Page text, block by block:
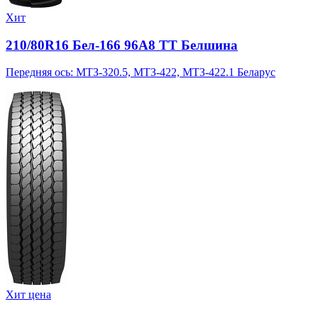
Хит
210/80R16 Бел-166 96A8 TT Белшина
Передняя ось: МТЗ-320.5, МТЗ-422, МТЗ-422.1 Беларус
Хит цена